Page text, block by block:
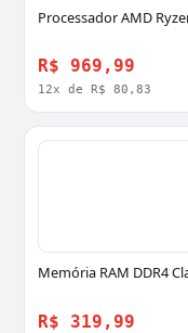
Processador AMD
R$ 969,99
12x de R$ 80,83
Memória RAM DDR4
R$ 319,99